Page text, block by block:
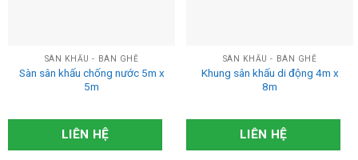
SÂN KHẤU - BÀN GHẾ
Sàn sân khấu chống nước 5m x
5m
LIÊN HỆ
SÂN KHẤU - BÀN GHẾ
Khung sân khấu di động 4m x
8m
LIÊN HỆ